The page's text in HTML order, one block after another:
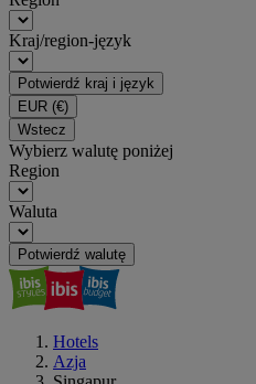
Kraj/region-język
Potwierdź kraj i język
EUR (€)
Wstecz
Wybierz walutę poniżej
Region
Waluta
Potwierdź walutę
Hotels
Azja